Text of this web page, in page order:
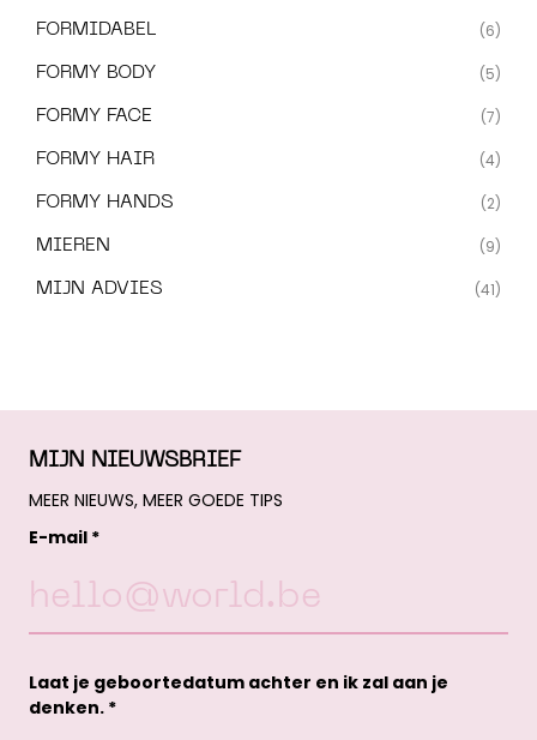
FORMIDABEL (6)
FORMY BODY (5)
FORMY FACE (7)
FORMY HAIR (4)
FORMY HANDS (2)
MIEREN (9)
MIJN ADVIES (41)
MIJN NIEUWSBRIEF
MEER NIEUWS, MEER GOEDE TIPS
E-mail *
Laat je geboortedatum achter en ik zal aan je
denken. *